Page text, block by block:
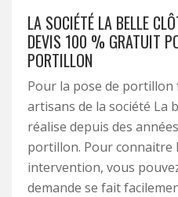
LA SOCIÉTÉ LA BELLE
DEVIS 100 % GRATUIT
PORTILLON
Pour la pose de portillon
artisans de la société La
réalise depuis des
portillon. Pour connaitre
intervention, vous
demande se fait